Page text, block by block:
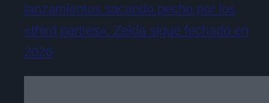
lanzamientos sacando pecho por los
«third parties»: Zelda sigue fechado en
2026